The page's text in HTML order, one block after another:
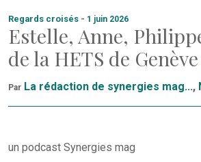
Regards croisés - 1 juin 2026
Estelle, Anne,
de la HETS de Genève
Par La rédaction de synergies mag...,
un podcast Synergies mag